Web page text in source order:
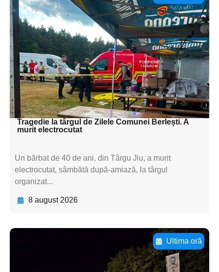
Adaugă aici textul pentru
subtitluAdaugă aici
textul pentru
subtitluAdaugă aici
textul pentru
subtitluAdaugă aici
textul pentru subti
Tragedie la târgul de Zilele Comunei Berlești. A
murit electrocutat
Un bărbat de 40 de ani, din Târgu Jiu, a murit
electrocutat, sâmbătă după-amiază, la târgul
organizat...
8 august 2026
Ultima oră
Adaugă aici textul pentru